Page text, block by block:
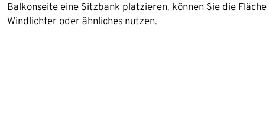
Balkonseite eine Sitzbank platzieren, können Sie die
Windlichter oder ähnliches nutzen.